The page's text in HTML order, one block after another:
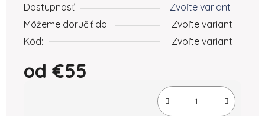
Dostupnosť
Zvoľte variant
Môžeme doručiť do:
Zvoľte variant
Kód:
Zvoľte variant
od €55